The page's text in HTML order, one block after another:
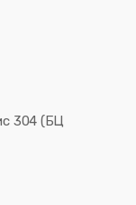
304 (БЦ